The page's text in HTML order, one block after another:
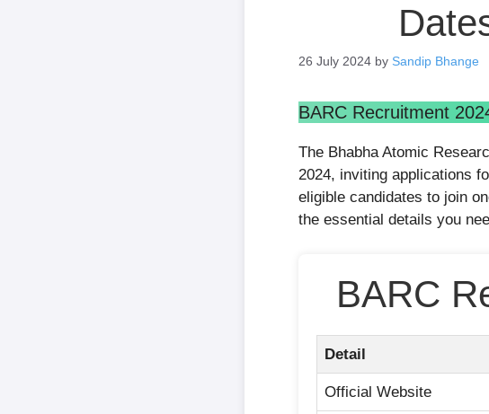
26 July 2024 by Sandip Bhange
BARC Recruitment
The Bhabha Atomic
2024, inviting applications
eligible candidates to join
the essential details you
BARC
Detail
Official Website